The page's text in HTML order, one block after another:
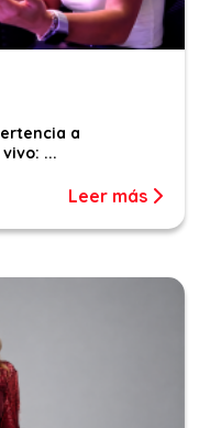
a
...
Leer más